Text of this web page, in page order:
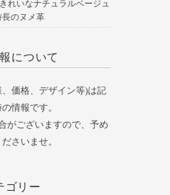
れいなナチュラルベージュ
長のヌメ革
について
価格、デザイン等)は記
情報です。
がございますので、予め
さいませ。
ゴリー